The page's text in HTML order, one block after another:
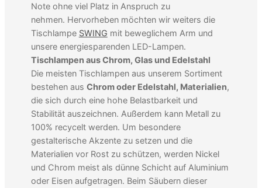
Note ohne viel Platz in Anspruch zu
nehmen. Hervorheben möchten wir weiters die
Tischlampe SWING mit beweglichem Arm und
unsere energiesparenden LED-Lampen.
Tischlampen aus Chrom, Glas und Edelstahl
Die meisten Tischlampen aus unserem Sortiment
bestehen aus Chrom oder Edelstahl, Materialien,
die sich durch eine hohe Belastbarkeit und
Stabilität auszeichnen. Außerdem kann Metall zu
100% recycelt werden. Um besondere
gestalterische Akzente zu setzen und die
Materialien vor Rost zu schützen, werden Nickel
und Chrom meist als dünne Schicht auf Aluminium
oder Eisen aufgetragen. Beim Säubern dieser